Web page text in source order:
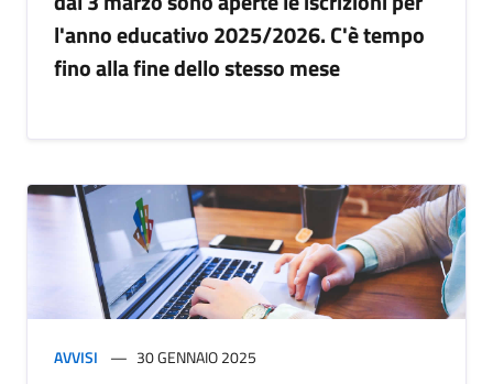
l'anno educativo 2025/2026. C'è tempo
fino alla fine dello stesso mese
AVVISI 30 GENNAIO 2025